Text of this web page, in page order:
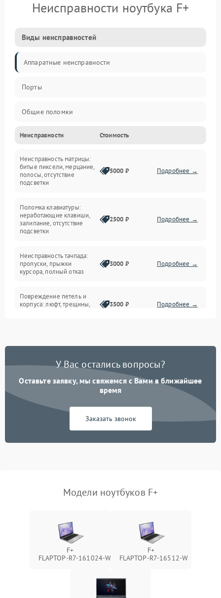
Неисправности ноутбука F+
Виды неисправностей
Аппаратные неисправности
Порты
Общие поломки
Устройства
Программные ошибки
Электрические и системные сбои
Интерфейсные проблемы
Батарея
Сеть и интернет
Неисправности Стоимость
Неисправность матрицы:
битые пиксели, мерцание,
полосы, отсутствие
подсветки
5000 ₽ Подробнее →
Поломка клавиатуры:
неработающие клавиши,
залипание, отсутствие
подсветки
2500 ₽ Подробнее →
Неисправность тачпада:
пропуски, прыжки
курсора, полный отказ
3000 ₽ Подробнее →
Повреждение петель и
корпуса: люфт, трещины,
3500 ₽ Подробнее →
быстрая разрядка,
2500 ₽ Подробнее →
Неисправность зарядного
питания
2000 ₽ Подробнее →
неисправности кулера
пропадание диска
оперативной памяти:
вылеты приложений,
Проблемы Wi‑Fi или
У Вас остались вопросы?
Оставьте заявку, мы свяжемся с Вами в ближайшее
время
Заказать звонок
Модели ноутбуков F+
F+
FLAPTOP‑R7‑161024‑W
F+
FLAPTOP‑R7‑16512‑W